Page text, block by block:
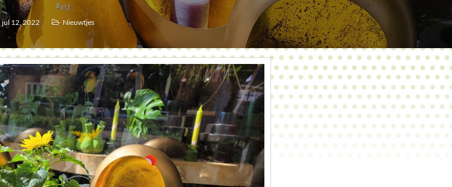
jul 12, 2022 Nieuwtjes